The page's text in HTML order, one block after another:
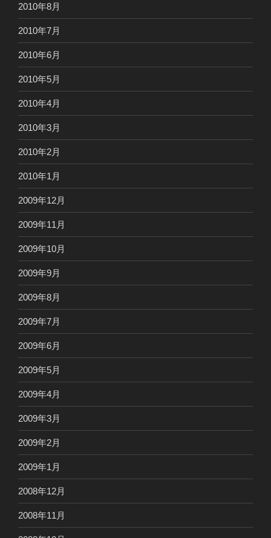
2010年8月
2010年7月
2010年6月
2010年5月
2010年4月
2010年3月
2010年2月
2010年1月
2009年12月
2009年11月
2009年10月
2009年9月
2009年8月
2009年7月
2009年6月
2009年5月
2009年4月
2009年3月
2009年2月
2009年1月
2008年12月
2008年11月